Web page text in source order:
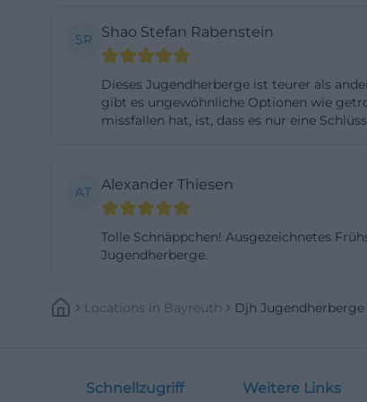
zwei
Klapptisch,
und
SR Shao Stefan Rabenstein
Dieses Jugendherberge ist teurer als
gibt es ungewöhnliche Optionen wie
missfallen hat, ist, dass es nur eine
AT Alexander Thiesen
Tolle Schnäppchen! Ausgezeichnetes
Jugendherberge.
Locations In Bayreuth Djh
Schnellzugriff Weitere Links